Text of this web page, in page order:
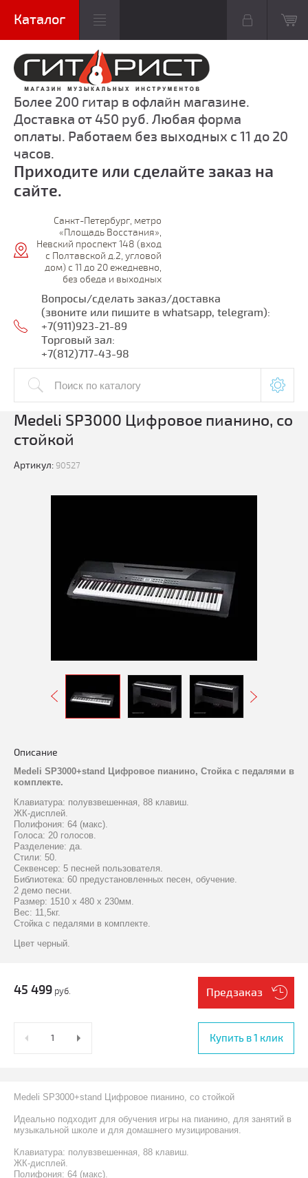
Более 200 гитар в офлайн магазине.
Доставка от 450 руб. Любая форма
оплаты. Работаем без выходных с 11 до 20
часов.
Приходите или сделайте заказ на
сайте.
Санкт-Петербург, метро
«Площадь Восстания»,
Невский проспект 148 (вход
с Полтавской д.2, угловой
дом) с 11 до 20 ежедневно,
без обеда и выходных
Вопросы/сделать заказ/доставка
(звоните или пишите в whatsapp, telegram):
+7(911)923-21-89
Торговый зал:
+7(812)717-43-98
Medeli SP3000 Цифровое пианино, со
стойкой
Артикул: 90527
Описание
Medeli SP3000+stand Цифровое пианино, Стойка с педалями в
комплекте.
Клавиатура: полувзвешенная, 88 клавиш.
ЖК-дисплей.
Полифония: 64 (макс).
Голоса: 20 голосов.
Разделение: да.
Стили: 50.
Секвенсер: 5 песней пользователя.
Библиотека: 60 предустановленных песен, обучение.
2 демо песни.
Размер: 1510 х 480 х 230мм.
Вес: 11,5кг.
Стойка с педалями в комплекте.
Цвет черный.
45 499 руб. Предзаказ
Купить в 1 клик
Medeli SP3000+stand Цифровое пианино, со стойкой
Идеально подходит для обучения игры на пианино, для занятий в
музыкальной школе и для домашнего музицирования.
Клавиатура: полувзвешенная, 88 клавиш.
ЖК-дисплей.
Полифония: 64 (макс).